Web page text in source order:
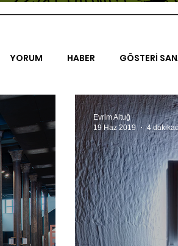
YORUM HABER GÖSTERİ
ÇALIŞMA UNLIMITED KIDS
SOHBETLER 500K AK-
KIVRIM PARIS UNLIMITED
Evrim Altuğ
19 Haz 2019
4